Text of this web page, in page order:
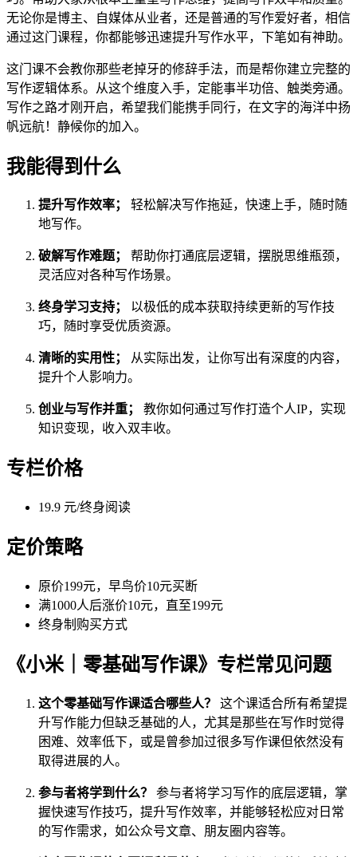
无论你是博主、自媒体从业者，还是普通的写作爱好者，相信
通过这门课程，你都能够迅速提升写作水平，下笔如有神助。
这门课不会教你那些老掉牙的修辞手法，而是帮你建立完整的
写作逻辑体系。从这个维度入手，定能事半功倍、触类旁通。
写作之路才刚开启，希望我们能携手同行，在文字的海洋中扬
帆远航！静候你的加入。
我能得到什么
提升写作效率；
轻松解决写作拖延，快速上手，随时随
地写作。
破解写作难题；
帮助你打通底层逻辑，摆脱思维瓶颈，
灵活应对各种写作场景。
终身学习支持；
以极低的成本获取持续更新的写作技
巧，随时享受优质资源。
清晰的实用性；
从实际出发，让你写出有深度的内容，
提升个人影响力。
创业与写作并重；
教你如何通过写作打造个人IP，实现
知识变现，收入双丰收。
专栏价格
19.9 元/终身阅读
定价策略
原价199元，早鸟价10元买断
满1000人后涨价10元，直至199元
终身制购买方式
《小米｜零基础写作课》专栏常见问题
这个零基础写作课适合哪些人？
这个课适合所有希望提
升写作能力但缺乏基础的人，尤其是那些在写作时觉得
困难、效率低下，或是曾参加过很多写作课但依然没有
取得进展的人。
参与者将学到什么？
参与者将学习写作的底层逻辑，掌
握快速写作技巧，提升写作效率，并能够轻松应对日常
的写作需求，如公众号文章、朋友圈内容等。